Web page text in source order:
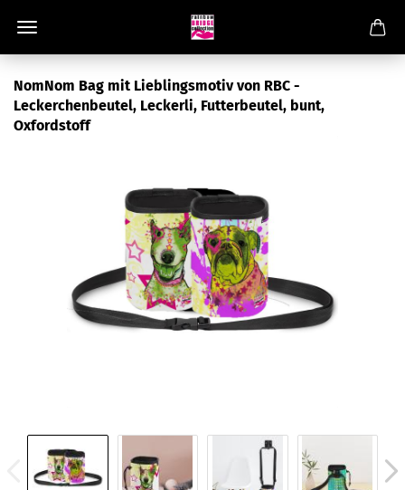
NomNom Bag mit Lieblingsmotiv von RBC -
Leckerchenbeutel, Leckerli, Futterbeutel, bunt,
Oxfordstoff